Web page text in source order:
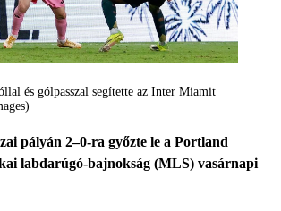
és gólpasszal segítette az Inter Miamit
pályán 2–0-ra győzte le a Portland
labdarúgó-bajnokság (MLS) vasárnapi